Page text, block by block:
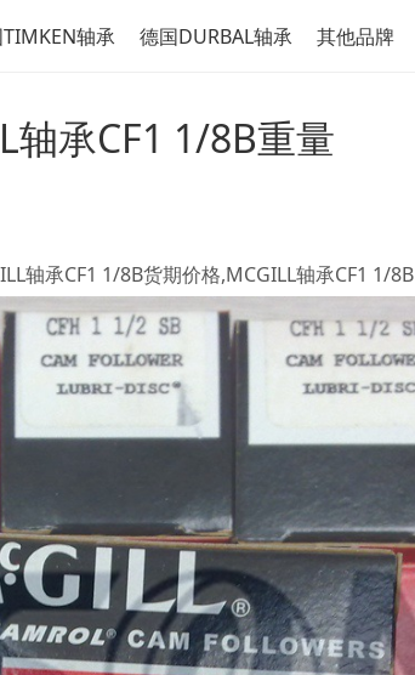
轴承 德国DURBAL轴承 其他品牌
轴承CF1 1/8B重量
轴承CF1 1/8B货期价格,MCGILL轴承CF1 1/8B